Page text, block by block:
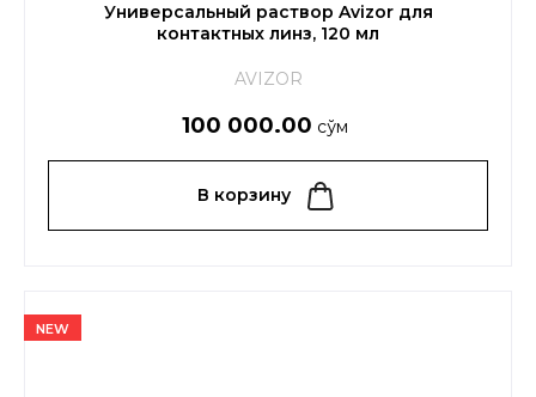
Универсальный раствор Avizor для
контактных линз, 120 мл
AVIZOR
100 000.00 сўм
В корзину
NEW